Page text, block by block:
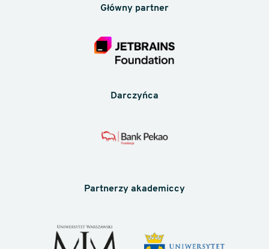
Główny partner
Darczyńca
Partnerzy akademiccy